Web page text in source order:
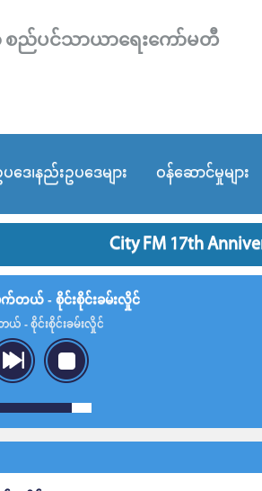
စည်ပင်သာယာရေးကော်မတီ
ပဒေ၊နည်းဥပဒေများ ဝန်ဆောင်မှုများ
City FM 17th
က်တယ် - စိုင်းစိုင်းခမ်းလှိုင်
ယ် - စိုင်းစိုင်းခမ်းလှိုင်